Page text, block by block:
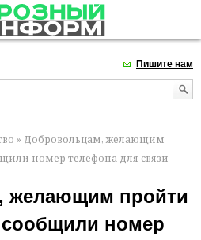
Пишите нам
» Добровольцам, желающим
номер телефона для связи
желающим пройти
номер